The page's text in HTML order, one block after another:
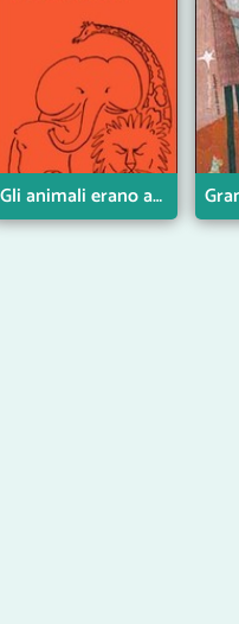
Gli animali erano arrabbiati